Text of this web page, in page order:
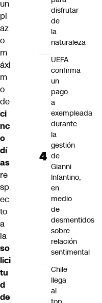
un
pl
az
o
m
áxi
m
o
de
ci
nc
o
dí
as
re
sp
ec
to
a
la
so
lici
tu
d
de
disfrutar
de
la
naturaleza
UEFA
confirma
un
pago
a
exempleada
durante
la
gestión
de
Gianni
Infantino,
en
medio
de
desmentidos
sobre
relación
sentimental
Chile
llega
al